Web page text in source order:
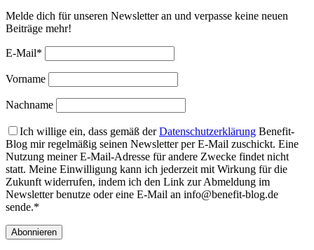
Melde dich für unseren Newsletter an und verpasse keine neuen
Beiträge mehr!
E-Mail*
Vorname
Nachname
Ich willige ein, dass gemäß derDatenschutzerklärung Benefit-
Blog mir regelmäßig seinen Newsletter per E-Mail zuschickt. Eine
Nutzung meiner E-Mail-Adresse für andere Zwecke findet nicht
statt. Meine Einwilligung kann ich jederzeit mit Wirkung für die
Zukunft widerrufen, indem ich den Link zur Abmeldung im
Newsletter benutze oder eine E-Mail an info@benefit-blog.de
sende.*